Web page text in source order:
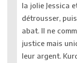
la jolie Jessica
détrousser,
abat. Il ne
justice mais
leur argent.